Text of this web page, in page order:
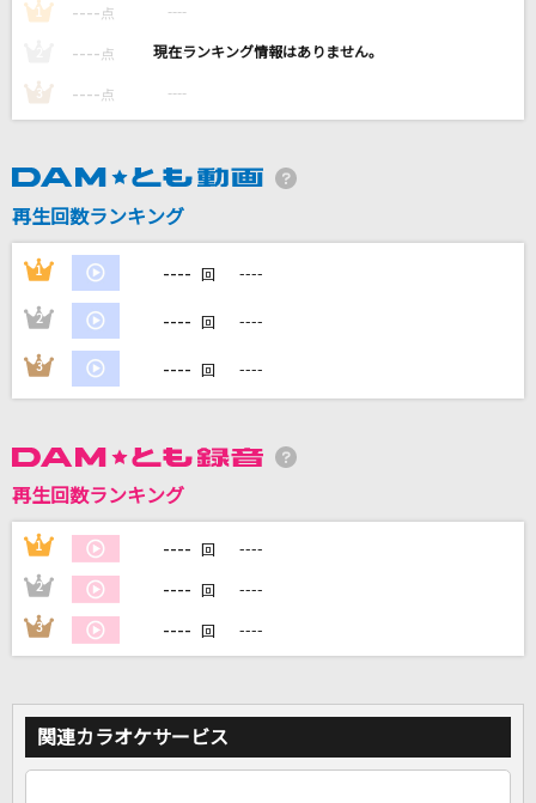
ナハトムジーク
ふたりごと
RADWIMPS
DAMの新曲・ランキングなど
カラオケ最新情報をチェック！
カラオケをもっと楽しもう！
家族や友達と一緒に！練習にも！
1 ---- 点 ----
---- 点 ----
3 ---- 点 ----
再生回数ランキング
1 ---- 回 ----
2 ---- 回 ----
3 ---- 回 ----
再生回数ランキング
1 ---- 回 ----
2 ---- 回 ----
3 ---- 回 ----
関連カラオケサービス